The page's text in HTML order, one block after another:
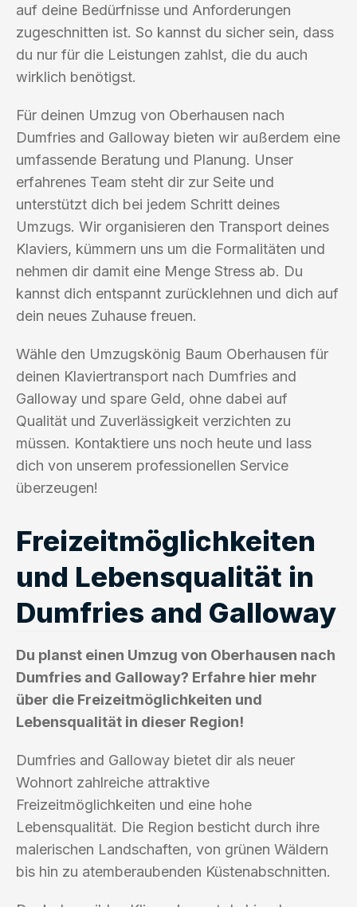
auf deine Bedürfnisse und Anforderungen
zugeschnitten ist. So kannst du sicher sein, dass
du nur für die Leistungen zahlst, die du auch
wirklich benötigst.
Für deinen Umzug von Oberhausen nach
Dumfries and Galloway bieten wir außerdem eine
umfassende Beratung und Planung. Unser
erfahrenes Team steht dir zur Seite und
unterstützt dich bei jedem Schritt deines
Umzugs. Wir organisieren den Transport deines
Klaviers, kümmern uns um die Formalitäten und
nehmen dir damit eine Menge Stress ab. Du
kannst dich entspannt zurücklehnen und dich auf
dein neues Zuhause freuen.
Wähle den Umzugskönig Baum Oberhausen für
deinen Klaviertransport nach Dumfries and
Galloway und spare Geld, ohne dabei auf
Qualität und Zuverlässigkeit verzichten zu
müssen. Kontaktiere uns noch heute und lass
dich von unserem professionellen Service
überzeugen!
Freizeitmöglichkeiten
und Lebensqualität in
Dumfries and Galloway
Du planst einen Umzug von Oberhausen nach
Dumfries and Galloway? Erfahre hier mehr
über die Freizeitmöglichkeiten und
Lebensqualität in dieser Region!
Dumfries and Galloway bietet dir als neuer
Wohnort zahlreiche attraktive
Freizeitmöglichkeiten und eine hohe
Lebensqualität. Die Region besticht durch ihre
malerischen Landschaften, von grünen Wäldern
bis hin zu atemberaubenden Küstenabschnitten.